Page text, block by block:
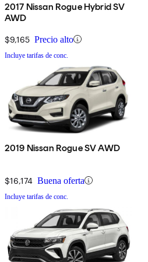
2017 Nissan Rogue Hybrid SV
AWD
$9,165 Precio alto
Incluye tarifas de conc.
2019 Nissan Rogue SV AWD
$16,174 Buena oferta
Incluye tarifas de conc.